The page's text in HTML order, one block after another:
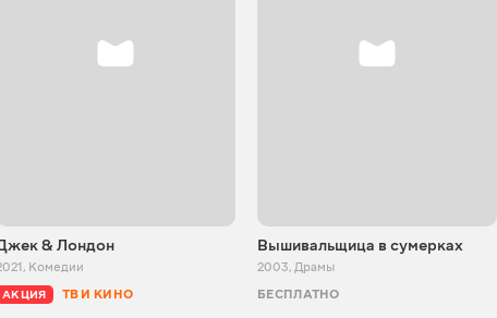
& Лондон
, Комедии
АКЦИЯ ТВ И КИНО
Вышивальщица в сумерках
2003, Драмы
БЕСПЛАТНО